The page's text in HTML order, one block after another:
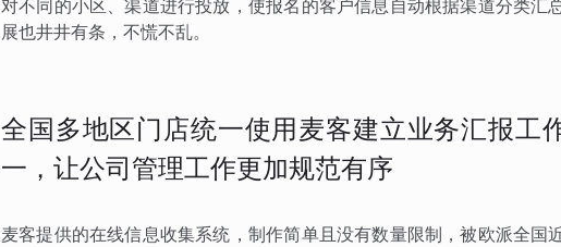
对不同的小区、渠道进行投放，使报名的客户信息自动根据渠道分类汇
展也井井有条，不慌不乱。
全国多地区门店统一使用麦客建立业务汇报工
一，让公司管理工作更加规范有序
麦客提供的在线信息收集系统，制作简单且没有数量限制，被欧派全国